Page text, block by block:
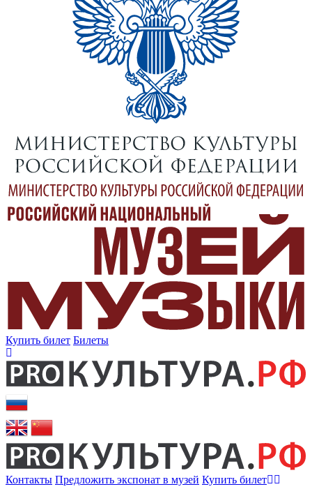
Купить билет Билеты
Контакты Предложить экспонат в музей Купить билет